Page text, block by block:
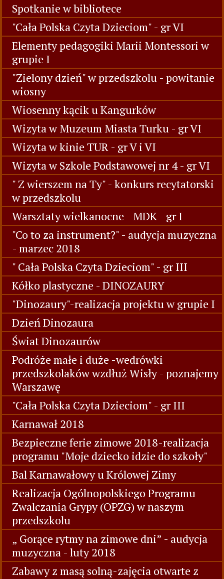
Spotkanie w bibliotece
"Cała Polska Czyta Dzieciom" - gr VI
Elementy pedagogiki Marii Montessori w
grupie I
"Zielony dzień" w przedszkolu - powitanie
wiosny
Wiosenny kącik u Kangurków
Wizyta w Muzeum Miasta Turku - gr VI
Wizyta w kinie TUR - gr V i VI
Wizyta w Szkole Podstawowej nr 4 - gr VI
" Z wierszem na Ty" - konkurs recytatorski
w przedszkolu
Warsztaty wielkanocne - MDK - gr I
"Co to za instrument?" - audycja muzyczna
- marzec 2018
" Cała Polska Czyta Dzieciom" - gr III
Kółko plastyczne - DINOZAURY
"Dinozaury"-realizacja projektu w grupie I
Dzień Dinozaura
Świat Dinozaurów
Podróże małe i duże -wedrówki
przedszkolaków wzdłuż Wisły - poznajemy
Warszawę
"Cała Polska Czyta Dzieciom" - gr III
Karnawał 2018
Bezpieczne ferie zimowe 2018-realizacja
programu "Moje dziecko idzie do szkoły"
Bal Karnawałowy u Królowej Zimy
Realizacja Ogólnopolskiego Programu
Zwalczania Grypy (OPZG) w naszym
przedszkolu
„ Gorące rytmy na zimowe dni” - audycja
muzyczna - luty 2018
Zabawy z masą solną-zajęcia otwarte z